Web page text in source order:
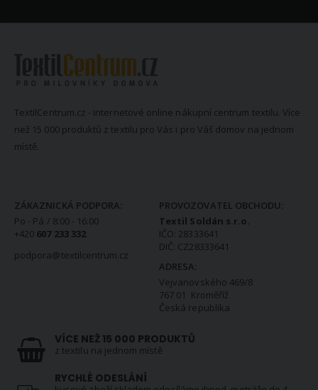
TextilCentrum.cz - internetové online nákupní centrum textilu. Více
než 15 000 produktů z textilu pro Vás i pro Váš domov na jednom
místě.
ZÁKAZNICKÁ PODPORA:
Po - Pá / 8:00 - 16:00
+420 607 233 332
podpora@textilcentrum.cz
PROVOZOVATEL OBCHODU:
Textil Soldán s.r.o.
IČO: 28333641
DIČ: CZ28333641
ADRESA:
Vejvanovského 469/8
767 01 Kroměříž
Česká republika
VÍCE NEŽ 15 000 PRODUKTŮ
z textilu na jednom místě
RYCHLÉ ODESLÁNÍ